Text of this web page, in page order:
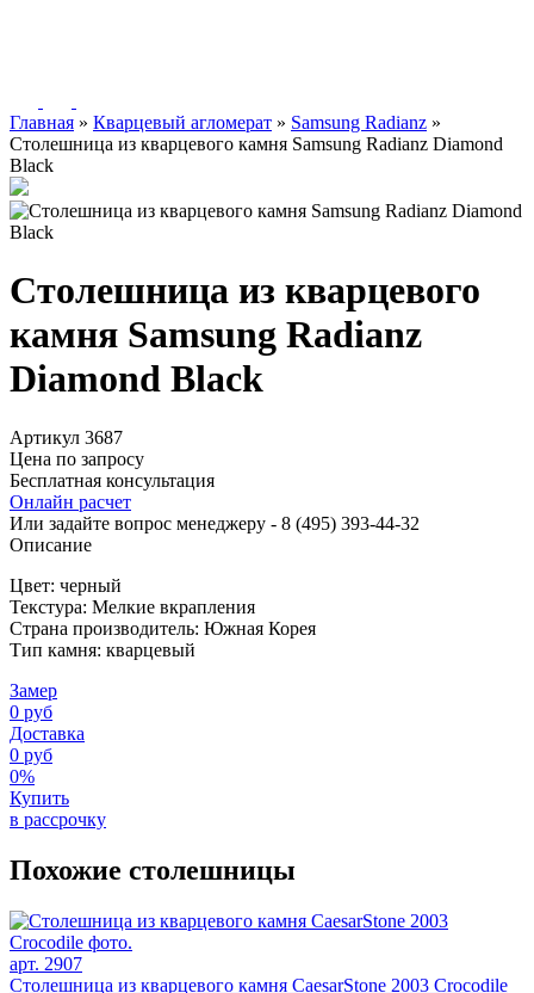
Главная » Кварцевый агломерат » Samsung Radianz »
Столешница из кварцевого камня Samsung Radianz Diamond
Black
Столешница из кварцевого
камня Samsung Radianz
Diamond Black
Артикул 3687
Цена по запросу
Бесплатная консультация
Онлайн расчет
Или задайте вопрос менеджеру - 8 (495) 393-44-32
Описание
Цвет: черный
Текстура: Мелкие вкрапления
Страна производитель: Южная Корея
Тип камня: кварцевый
Замер
0 руб
Доставка
0 руб
0%
Купить
в рассрочку
Похожие столешницы
арт. 2907
Столешница из кварцевого камня CaesarStone 2003 Crocodile